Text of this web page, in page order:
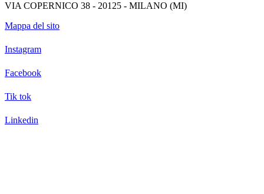
VIA COPERNICO 38 - 20125 - MILANO (MI)
Mappa del sito
Instagram
Facebook
Tik tok
Linkedin